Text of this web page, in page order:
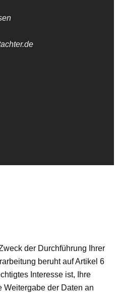
der Durchführung Ihrer
beruht auf Artikel 6
Interesse ist, Ihre
Weitergabe der Daten an